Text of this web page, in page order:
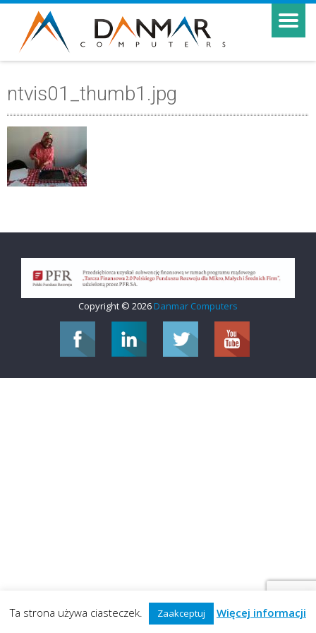
ntvis01_thumb1.jpg
Copyright © 2026 Danmar Computers
Ta strona używa ciasteczek. Zaakceptuj Więcej informacji